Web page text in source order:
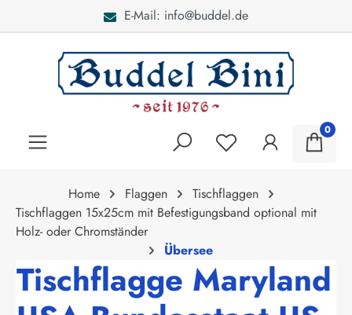
E-Mail: info@buddel.de
0
Home Flaggen
Tischflaggen
Tischflaggen 15x25cm mit Befestigungsband optional mit
Holz- oder Chromständer
Übersee
Tischflagge Maryland